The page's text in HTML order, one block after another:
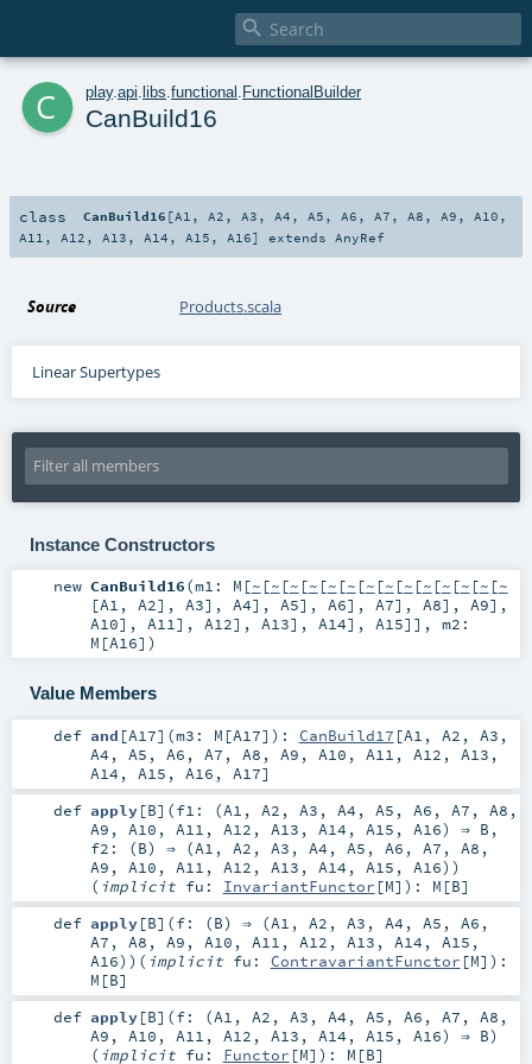

c play. api libs functional FunctionalBuilder
CanBuild16
class CanBuild16 [A1 , A2 , A3 , A4 , A5 , A6 , A7 , A8 , A9 , A10 ,
A11 , A12 , A13 , A14 , A15 , A16] extends AnyRef
Source Products.scala
Linear Supertypes
Instance Constructors
new CanBuild16(m1: M [~ [~ [~ [~ [~ [~ [~ [~ [~ [~ [~ [~ [~ [~
[A1 , A2], A3], A4], A5], A6], A7], A8], A9],
A10], A11], A12], A13], A14], A15]] , m2:
M [A16] )
Value Members
def and [A17] (m3: M [A17] ) : CanBuild17 [A1 , A2 , A3 ,
A4 , A5 , A6 , A7 , A8 , A9 , A10 , A11 , A12 , A13 ,
A14 , A15 , A16 , A17]
def apply[B] (f1: (A1 , A2 , A3 , A4 , A5 , A6 , A7 , A8 ,
A9 , A10 , A11 , A12 , A13 , A14 , A15 , A16) ⇒ B ,
f2: (B) ⇒ (A1 , A2 , A3 , A4 , A5 , A6 , A7 , A8 ,
A9 , A10 , A11 , A12 , A13 , A14 , A15 , A16) )
( implicit fu: InvariantFunctor [M] ) : M [B]
def apply[B] (f: (B) ⇒ (A1 , A2 , A3 , A4 , A5 , A6 ,
A7 , A8 , A9 , A10 , A11 , A12 , A13 , A14 , A15 ,
A16) ) ( implicit fu: ContravariantFunctor [M] ) :
M [B]
def apply[B] (f: (A1 , A2 , A3 , A4 , A5 , A6 , A7 , A8 ,
A9 , A10 , A11 , A12 , A13 , A14 , A15 , A16) ⇒ B)
( implicit fu: Functor [M] ) : M [B]